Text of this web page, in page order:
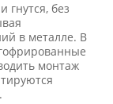
гнутся, без
в металле. В
монтаж